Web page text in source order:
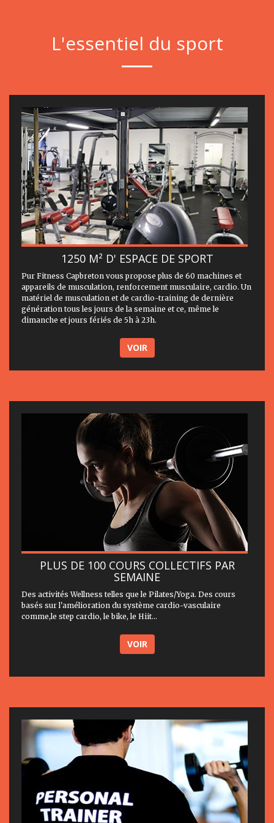
L'essentiel du sport
1250 M² D' ESPACE DE SPORT
Pur Fitness Capbreton vous propose plus de 60 machines et
appareils de musculation, renforcement musculaire, cardio. Un
matériel de musculation et de cardio-training de dernière
génération tous les jours de la semaine et ce, même le
dimanche et jours fériés de 5h à 23h.
VOIR
PLUS DE 100 COURS COLLECTIFS PAR
SEMAINE
Des activités Wellness telles que le Pilates/Yoga. Des cours
basés sur l'amélioration du système cardio-vasculaire
comme,le step cardio, le bike, le Hiit...
VOIR